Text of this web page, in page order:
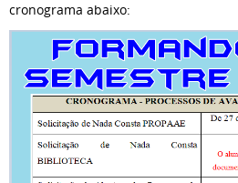
cronograma abaixo: